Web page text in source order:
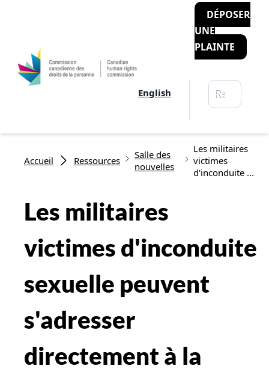
English Rechercher
DÉPOSER
UNE
PLAINTE
Accueil Ressources
Salle des
nouvelles
Les militaires
victimes
d'inconduite ...
Les militaires
victimes d'inconduite
sexuelle peuvent
s'adresser
directement à la